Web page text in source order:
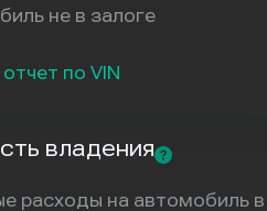
не в залоге
по VIN
владения
расходы на автомобиль в